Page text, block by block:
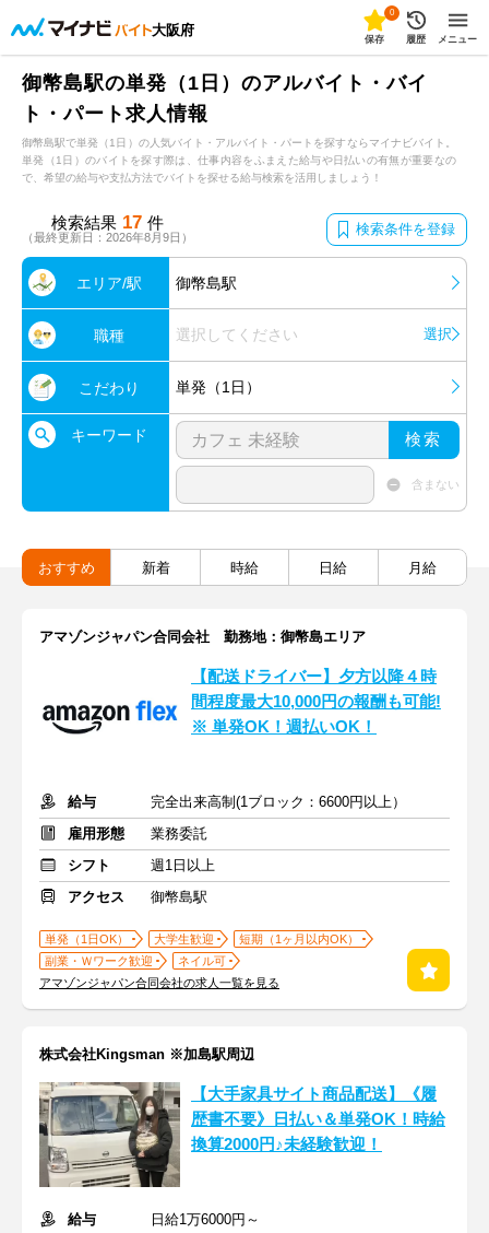
大阪府
0
保存 履歴 メニュー
御幣島駅の単発（1日）のアルバイト・バイ
ト・パート求人情報
御幣島駅で単発（1日）の人気バイト・アルバイト・パートを探すならマイナビバイト。
単発（1日）のバイトを探す際は、仕事内容をふまえた給与や日払いの有無が重要なの
で、希望の給与や支払方法でバイトを探せる給与検索を活用しましょう！
検索結果 17 件
（最終更新日：2026年8月9日） 検索条件を登録
エリア/駅 御幣島駅
職種 選択してください 選択
こだわり 単発（1日）
キーワード 検索
含まない
おすすめ 新着 時給 日給 月給
アマゾンジャパン合同会社 勤務地：御幣島エリア
【配送ドライバー】夕方以降４時
間程度最大10,000円の報酬も可能!
※ 単発OK！週払いOK！
給与
完全出来高制(1ブロック：6600円以上）
雇用形態
業務委託
シフト
週1日以上
アクセス
御幣島駅
単発（1日OK） 大学生歓迎
短期（1ヶ月以内OK）
副業・Ｗワーク歓迎
ネイル可
アマゾンジャパン合同会社の求人一覧を見る
株式会社Kingsman ※加島駅周辺
【大手家具サイト商品配送】《履
歴書不要》日払い＆単発OK！時給
換算2000円♪未経験歓迎！
給与
日給1万6000円～